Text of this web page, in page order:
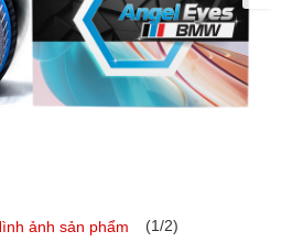
ảnh sản phẩm (1/2)